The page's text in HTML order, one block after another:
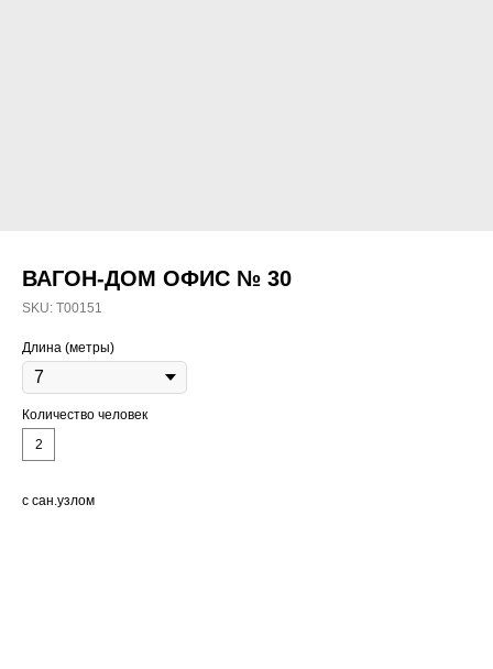
ВАГОН-ДОМ ОФИС № 30
SKU: T00151
Длина (метры)
Количество человек
2
с сан.узлом